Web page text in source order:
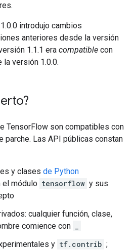
introdujo cambios
anteriores desde la versión
1.1.1 era compatible con
versión 1.0.0.
TensorFlow son compatibles con
parche. Las API públicas constan
y clases de Python
el módulo tensorflow y sus
cualquier función, clase,
comience con
y tf.contrib ;